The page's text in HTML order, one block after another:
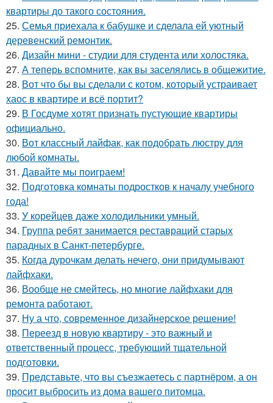
квартиры до такого состояния.
25. Семья приехала к бабушке и сделала ей уютный
деревенский ремонтик.
26. Дизайн мини - студии для студента или холостяка.
27. А теперь вспомните, как вы заселялись в общежитие.
28. Вот что бы вы сделали с котом, который устраивает
хаос в квартире и всё портит?
29. В Госдуме хотят признать пустующие квартиры
официально.
30. Вот классный лайфак, как подобрать люстру для
любой комнаты.
31. Давайте мы поиграем!
32. Подготовка комнаты подростков к началу учебного
года!
33. У корейцев даже холодильники умный.
34. Группа ребят занимается реставраций старых
парадных в Санкт-петербурге.
35. Когда дурочкам делать нечего, они придумывают
лайфхаки.
36. Вообще не смейтесь, но многие лайфхаки для
ремонта работают.
37. Ну а что, современное дизайнерское решение!
38. Переезд в новую квартиру - это важный и
ответственный процесс, требующий тщательной
подготовки.
39. Представьте, что вы съезжаетесь с партнёром, а он
просит выбросить из дома вашего питомца.